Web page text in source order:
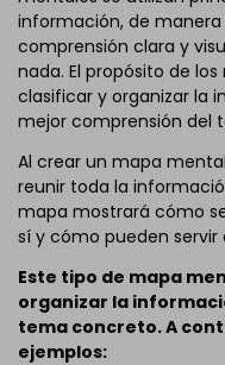
información, de
comprensión clara y
nada. El propósito de
clasificar y organizar la
mejor comprensión del
Al crear un mapa
reunir toda la
mapa mostrará cómo
sí y cómo pueden servir
Este tipo de mapa
organizar la
tema concreto. A
ejemplos: